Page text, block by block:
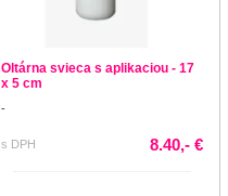
Oltárna svieca s aplikaciou - 17
x 5 cm
-
s DPH 8.40,- €